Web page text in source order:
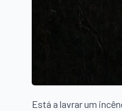
Está a lavrar um